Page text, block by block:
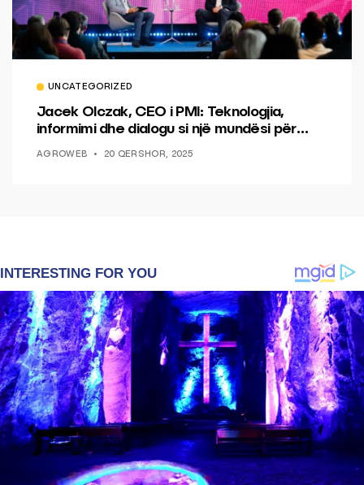
UNCATEGORIZED
Jacek Olczak, CEO i PMI: Teknologjia,
informimi dhe dialogu si një mundësi për
AGROWEB 20 QERSHOR, 2025